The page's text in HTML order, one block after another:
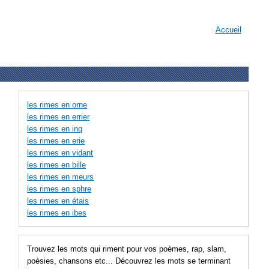
Accueil
les rimes en orne
les rimes en errier
les rimes en inq
les rimes en erie
les rimes en vidant
les rimes en bille
les rimes en meurs
les rimes en sphre
les rimes en étais
les rimes en ibes
Trouvez les mots qui riment pour vos poèmes, rap, slam,
poèsies, chansons etc... Découvrez les mots se terminant